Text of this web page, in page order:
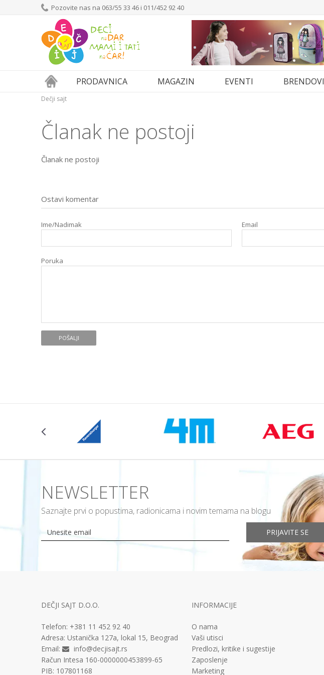
Pozovite nas na 063/55 33 46 i 011/452 92 40
PRODAVNICA MAGAZIN EVENTI BRENDOVI
Dečji sajt
Članak ne postoji
Članak ne postoji
Ostavi komentar
Ime/Nadimak Email
Poruka
POŠALJI
NEWSLETTER
Saznajte prvi o popustima, radionicama i novim temama na blogu
PRIJAVITE SE
DEČJI SAJT D.O.O.
Telefon: +381 11 452 92 40
Adresa: Ustanička 127a, lokal 15, Beograd
Email:
info@decjisajt.rs
Račun Intesa 160-0000000453899-65
PIB: 107801168
INFORMACIJE
O nama
Vaši utisci
Predlozi, kritike i sugestije
Zaposlenje
Marketing